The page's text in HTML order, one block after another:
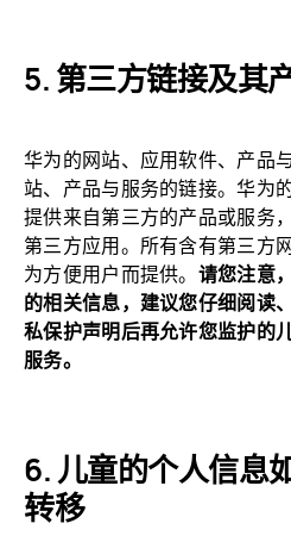
第三方链接及其
华为的网站、应用软件、产品
站、产品与服务的链接。华为
提供来自第三方的产品或服务
第三方应用。所有含有第三方
为方便用户而提供。 请您注意
的相关信息，建议您仔细阅读
私保护声明后再允许您监护的
服务。
儿童的个人信息
转移